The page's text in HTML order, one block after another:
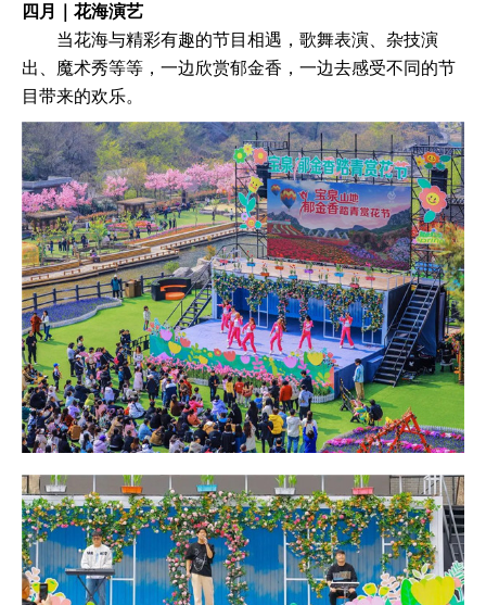
四月｜花海演艺
当花海与精彩有趣的节目相遇，歌舞表演、杂技演
出、魔术秀等等，一边欣赏郁金香，一边去感受不同的节
目带来的欢乐。